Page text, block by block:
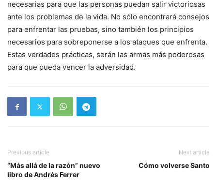
necesarias para que las personas puedan salir victoriosas
ante los problemas de la vida. No sólo encontrará consejos
para enfrentar las pruebas, sino también los principios
necesarios para sobreponerse a los ataques que enfrenta.
Estas verdades prácticas, serán las armas más poderosas
para que pueda vencer la adversidad.
Previous article
“Más allá de la razón” nuevo
libro de Andrés Ferrer
Next article
Cómo volverse Santo